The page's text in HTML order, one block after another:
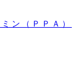
ン（ＰＰＡ）